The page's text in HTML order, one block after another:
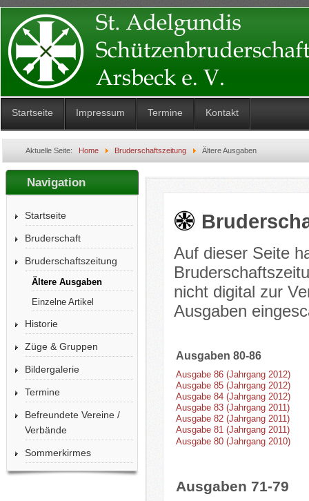
Startseite Impressum Termine Kontakt
Aktuelle Seite: Home Bruderschaftszeitung Ältere Ausgaben
Navigation
Startseite
Bruderschaft
Bruderschaftszeitung
Ältere Ausgaben
Einzelne Artikel
Historie
Züge & Gruppen
Bildergalerie
Termine
Befreundete Vereine /
Verbände
Sommerkirmes
Auf dieser Seite
nicht digital zur
Ausgaben
Ausgaben 80-86
Ausgabe 86 (Jahrgang 2012)
Ausgabe 85 (Jahrgang 2012)
Ausgabe 84 (Jahrgang 2012)
Ausgabe 83 (Jahrgang 2011)
Ausgabe 82 (Jahrgang 2011)
Ausgabe 81 (Jahrgang 2011)
Ausgabe 80 (Jahrgang 2010)
Ausgaben 71-79